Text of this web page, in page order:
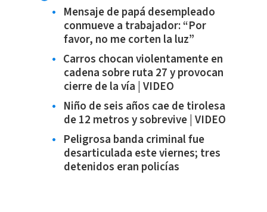
Mensaje de papá desempleado
conmueve a trabajador: “Por
favor, no me corten la luz”
Carros chocan violentamente en
cadena sobre ruta 27 y provocan
cierre de la vía | VIDEO
Niño de seis años cae de tirolesa
de 12 metros y sobrevive | VIDEO
Peligrosa banda criminal fue
desarticulada este viernes; tres
detenidos eran policías